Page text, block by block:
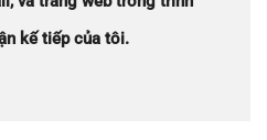
kế tiếp của tôi.